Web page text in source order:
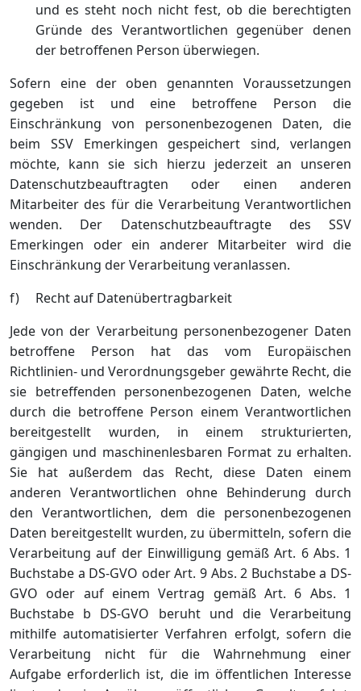
und es steht noch nicht fest, ob die berechtigten
Gründe des Verantwortlichen gegenüber denen
der betroffenen Person überwiegen.
Sofern eine der oben genannten Voraussetzungen
gegeben ist und eine betroffene Person die
Einschränkung von personenbezogenen Daten, die
beim SSV Emerkingen gespeichert sind, verlangen
möchte, kann sie sich hierzu jederzeit an unseren
Datenschutzbeauftragten oder einen anderen
Mitarbeiter des für die Verarbeitung Verantwortlichen
wenden. Der Datenschutzbeauftragte des SSV
Emerkingen oder ein anderer Mitarbeiter wird die
Einschränkung der Verarbeitung veranlassen.
f) Recht auf Datenübertragbarkeit
Jede von der Verarbeitung personenbezogener Daten
betroffene Person hat das vom Europäischen
Richtlinien- und Verordnungsgeber gewährte Recht, die
sie betreffenden personenbezogenen Daten, welche
durch die betroffene Person einem Verantwortlichen
bereitgestellt wurden, in einem strukturierten,
gängigen und maschinenlesbaren Format zu erhalten.
Sie hat außerdem das Recht, diese Daten einem
anderen Verantwortlichen ohne Behinderung durch
den Verantwortlichen, dem die personenbezogenen
Daten bereitgestellt wurden, zu übermitteln, sofern die
Verarbeitung auf der Einwilligung gemäß Art. 6 Abs. 1
Buchstabe a DS-GVO oder Art. 9 Abs. 2 Buchstabe a DS-
GVO oder auf einem Vertrag gemäß Art. 6 Abs. 1
Buchstabe b DS-GVO beruht und die Verarbeitung
mithilfe automatisierter Verfahren erfolgt, sofern die
Verarbeitung nicht für die Wahrnehmung einer
Aufgabe erforderlich ist, die im öffentlichen Interesse